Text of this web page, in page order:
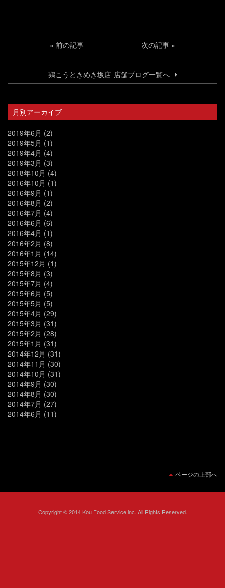
« 前の記事 次の記事 »
鶏こうときめき坂店 店舗ブログ一覧へ
月別アーカイブ
2019年6月 (2)
2019年5月 (1)
2019年4月 (4)
2019年3月 (3)
2018年10月 (4)
2016年10月 (1)
2016年9月 (1)
2016年8月 (2)
2016年7月 (4)
2016年6月 (6)
2016年4月 (1)
2016年2月 (8)
2016年1月 (14)
2015年12月 (1)
2015年8月 (3)
2015年7月 (4)
2015年6月 (5)
2015年5月 (5)
2015年4月 (29)
2015年3月 (31)
2015年2月 (28)
2015年1月 (31)
2014年12月 (31)
2014年11月 (30)
2014年10月 (31)
2014年9月 (30)
2014年8月 (30)
2014年7月 (27)
2014年6月 (11)
ページの上部へ
Copyright © 2014 Kou Food Service inc. All Rights Reserved.